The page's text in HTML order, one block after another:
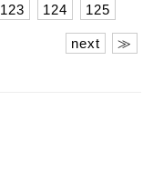
123 124 125
next ≫